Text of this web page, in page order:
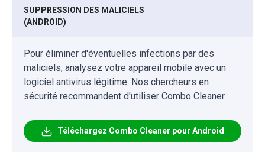
SUPPRESSION DES MALICIELS
(ANDROID)
Pour éliminer d'éventuelles infections par des
maliciels, analysez votre appareil mobile avec un
logiciel antivirus légitime. Nos chercheurs en
sécurité recommandent d'utiliser Combo Cleaner.
Téléchargez Combo Cleaner pour Android